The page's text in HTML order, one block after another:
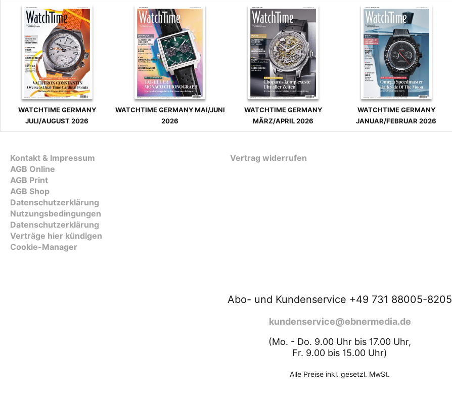
WATCHTIME GERMANY
JULI/AUGUST 2026
WATCHTIME GERMANY MAI/JUNI
2026
WATCHTIME GERMANY
MÄRZ/APRIL 2026
WATCHTIME GERMANY
JANUAR/FEBRUAR 2026
Kontakt & Impressum
AGB Online
AGB Print
AGB Shop
Datenschutzerklärung
Nutzungsbedingungen
Datenschutzerklärung
Verträge hier kündigen
Cookie-Manager
Vertrag widerrufen
Abo- und Kundenservice +49 731 88005-8205
kundenservice@ebnermedia.de
(Mo. - Do. 9.00 Uhr bis 17.00 Uhr,
Fr. 9.00 bis 15.00 Uhr)
Alle Preise inkl. gesetzl. MwSt.